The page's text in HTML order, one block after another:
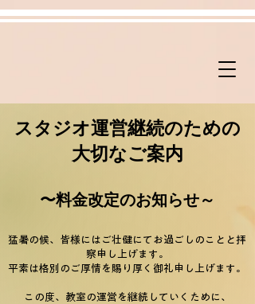
スタジオ運営継続のための
大切なご案内
〜料金改定のお知らせ～
猛暑の候、皆様にはご壮健にてお過ごしのことと拝
察申し上げます。
平素は格別のご厚情を賜り厚く御礼申し上げます。
この度、教室の運営を継続していくために、